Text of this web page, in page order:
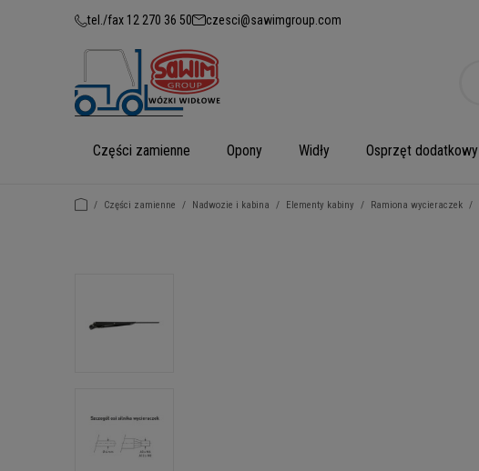
tel./fax 12 270 36 50 czesci@sawimgroup.com
Części zamienne Opony Widły Osprzęt dodatkowy
/ Części zamienne / Nadwozie i kabina / Elementy kabiny / Ramiona wycieraczek /